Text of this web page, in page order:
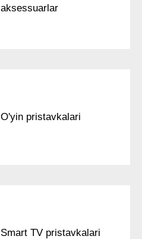
aksessuarlar
O'yin pristavkalari
Smart TV pristavkalari